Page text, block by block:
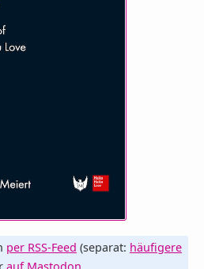
per RSS-Feed (separat: häufigere